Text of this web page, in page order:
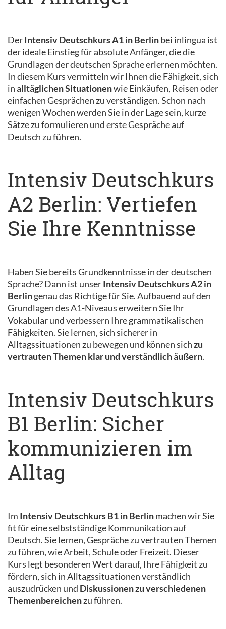
DerIntensiv Deutschkurs A1 in Berlinbei inlingua ist
der ideale Einstieg für absolute Anfänger, die die
Grundlagen der deutschen Sprache erlernen möchten.
In diesem Kurs vermitteln wir Ihnen die Fähigkeit, sich
inalltäglichen Situationenwie Einkäufen, Reisen oder
einfachen Gesprächen zu verständigen. Schon nach
wenigen Wochen werden Sie in der Lage sein, kurze
Sätze zu formulieren und erste Gespräche auf
Deutsch zu führen.
Intensiv Deutschkurs
A2 Berlin: Vertiefen
Sie Ihre Kenntnisse
Haben Sie bereits Grundkenntnisse in der deutschen
Sprache? Dann ist unserIntensiv Deutschkurs A2 in
Berlingenau das Richtige für Sie. Aufbauend auf den
Grundlagen des A1-Niveaus erweitern Sie Ihr
Vokabular und verbessern Ihre grammatikalischen
Fähigkeiten. Sie lernen, sich sicherer in
Alltagssituationen zu bewegen und können sichzu
vertrauten Themen klar und verständlich äußern.
Intensiv Deutschkurs
B1 Berlin: Sicher
kommunizieren im
Alltag
Im Intensiv Deutschkurs B1 in Berlinmachen wir Sie
fit für eine selbstständige Kommunikation auf
Deutsch. Sie lernen, Gespräche zu vertrauten Themen
zu führen, wie Arbeit, Schule oder Freizeit. Dieser
Kurs legt besonderen Wert darauf, Ihre Fähigkeit zu
fördern, sich in Alltagssituationen verständlich
auszudrücken und Diskussionen zu verschiedenen
Themenbereichenzu führen.